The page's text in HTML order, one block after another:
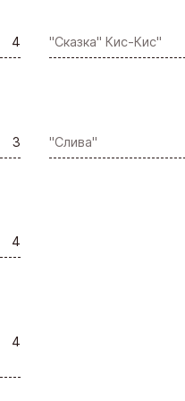
4 "Сказка" Кис-Кис"
3 "Слива"
4
4